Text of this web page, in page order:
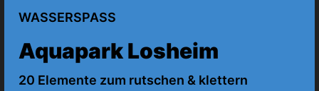
WASSERSPASS
Aquapark Losheim
20 Elemente zum rutschen & klettern